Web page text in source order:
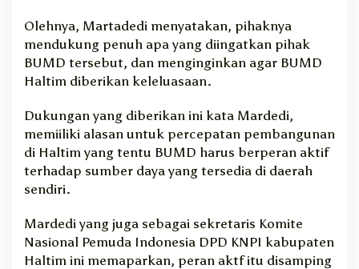
Olehnya, Martadedi menyatakan, pihaknya
mendukung penuh apa yang diingatkan pihak
BUMD tersebut, dan menginginkan agar BUMD
Haltim diberikan keleluasaan.
Dukungan yang diberikan ini kata Mardedi,
memiiliki alasan untuk percepatan pembangunan
di Haltim yang tentu BUMD harus berperan aktif
terhadap sumber daya yang tersedia di daerah
sendiri.
Mardedi yang juga sebagai sekretaris Komite
Nasional Pemuda Indonesia DPD KNPI kabupaten
Haltim ini memaparkan, peran aktf itu disamping